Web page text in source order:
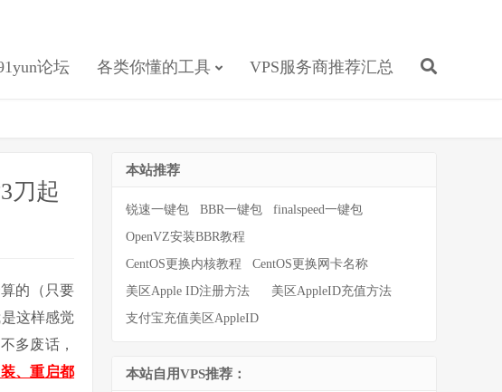
论坛 各类你懂的工具 VPS服务商推荐汇总
刀起
的（只要
这样感觉
多废话，
、重启都
本站推荐
锐速一键包 BBR一键包
finalspeed一键包
OpenVZ安装BBR教程
CentOS更换内核教程
CentOS更换网卡名称
美区Apple ID注册方法
美区AppleID充值方法
支付宝充值美区AppleID
本站自用VPS推荐：